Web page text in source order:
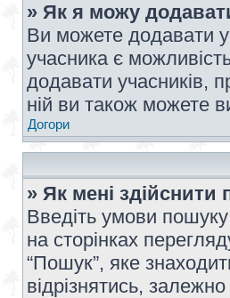
» Як я можу
Ви можете додавати
учасника є
додавати учасників,
ній ви також можете
Догори
» Як мені
Введіть умови
на сторінках
“Пошук”, яке
відрізнятись,